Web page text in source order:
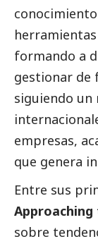
formando a
gestionar de
siguiendo un
empresas,
que genera
Entre sus
sobre